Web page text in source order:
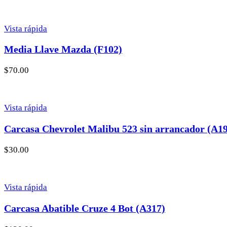
Vista rápida
Media Llave Mazda (F102)
$70.00
Vista rápida
Carcasa Chevrolet Malibu 523 sin arrancador
$30.00
Vista rápida
Carcasa Abatible Cruze 4 Bot (A317)